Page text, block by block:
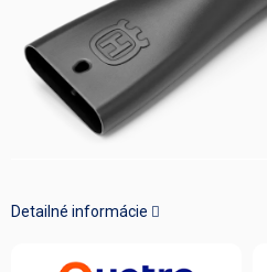
Detailné informácie